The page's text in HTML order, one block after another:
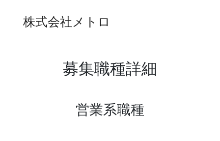
株式会社メトロ
募集職種詳細
営業系職種